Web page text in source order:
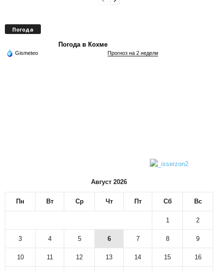
Погода
Погода в Кохме
Gismeteo Прогноз на 2 недели
Август 2026
Пн Вт Ср Чт Пт Сб Вс
1 2
3 4 5 6 7 8 9
10 11 12 13 14 15 16